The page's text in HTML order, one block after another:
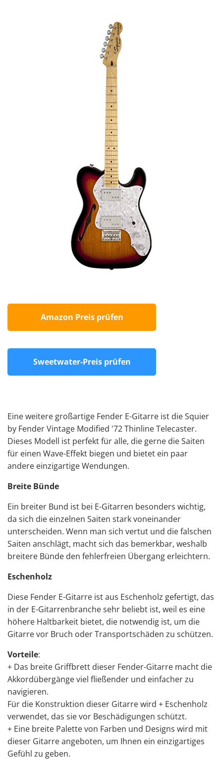
Amazon Preis prüfen
Sweetwater-Preis prüfen
Eine weitere großartige Fender E-Gitarre ist die Squier
by Fender Vintage Modified '72 Thinline Telecaster.
Dieses Modell ist perfekt für alle, die gerne dieSaiten
für einen Wave-Effekt biegen und bietet ein paar
andere einzigartige Wendungen.
Breite Bünde
Ein breiter Bund ist bei E-Gitarren besonders wichtig,
da sich die einzelnen Saiten stark voneinander
unterscheiden. Wenn man sich vertut und die falschen
Saiten anschlägt, macht sich das bemerkbar, weshalb
breitere Bünde den fehlerfreien Übergang erleichtern.
Eschenholz
Diese Fender E-Gitarre ist aus Eschenholz gefertigt, das
in der E-Gitarrenbranche sehr beliebt ist, weil es eine
höhere Haltbarkeit bietet, die notwendig ist, um die
Gitarre vor Bruch oder Transportschäden zu schützen.
Vorteile:
+ Das breite Griffbrett dieser Fender-Gitarre macht die
Akkordübergänge viel fließender und einfacher zu
navigieren.
Für die Konstruktion dieser Gitarre wird + Eschenholz
verwendet, das sie vor Beschädigungen schützt.
+ Eine breite Palette von Farben und Designs wird mit
dieser Gitarre angeboten, um Ihnen ein einzigartiges
Gefühl zu geben.